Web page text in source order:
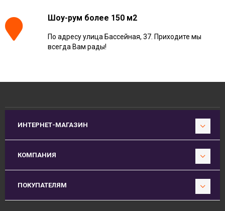
Шоу-рум более 150 м2
По адресу улица Бассейная, 37. Приходите мы
всегда Вам рады!
ИНТЕРНЕТ-МАГАЗИН
КОМПАНИЯ
ПОКУПАТЕЛЯМ